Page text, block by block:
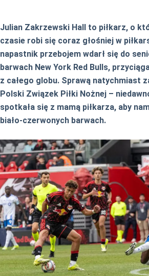
Julian Zakrzewski Hall to piłkarz, o
czasie robi się coraz głośniej w
napastnik przebojem wdarł się do
barwach New York Red Bulls,
z całego globu. Sprawą natychmiast
Polski Związek Piłki Nożnej –
spotkała się z mamą piłkarza, aby
biało-czerwonych barwach.